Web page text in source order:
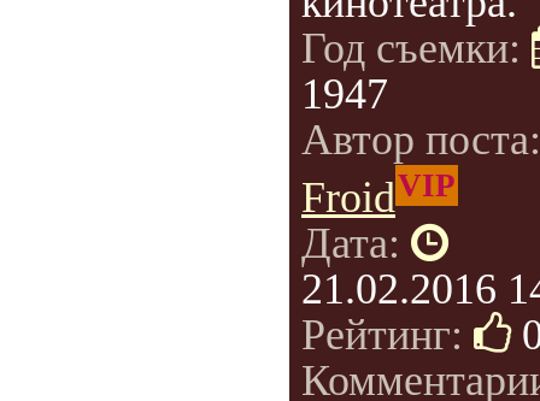
Год съемки:
1947
Автор
FroidVIP
Дата:
21.02.2016
Рейтинг: